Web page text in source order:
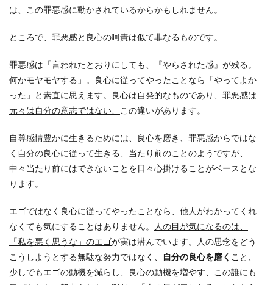
は、この罪悪感に動かされているからかもしれません。
ところで、 罪悪感と良心の呵責は似て非なるものです。
罪悪感は「言われたとおりにしても、『やらされた感』が残る。
何かモヤモヤする」。良心に従ってやったことなら「やってよか
った」と素直に思えます。
良心は自発的なものであり、罪悪感は
元々は自分の意志ではない、
この違いがあります。
自尊感情豊かに生きるためには、良心を磨き、罪悪感からではな
く自分の良心に従って生きる、当たり前のことのようですが、
中々当たり前にはできないことを日々心掛けることがベースとな
ります。
エゴではなく良心に従ってやったことなら、他人がわかってくれ
なくても気にすることはありません。
人の目が気になるのは、
「私を悪く思うな」のエゴが実は潜んでいます。人の思念をどう
こうしようとする無駄な努力ではなく、
自分の良心を磨く こと、
少しでもエゴの動機を減らし、良心の動機を増やす、この誰にも